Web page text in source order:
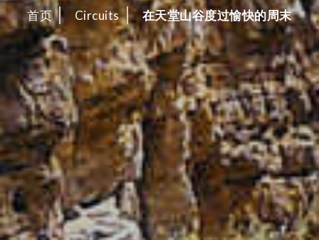
首页 Circuits 在天堂山谷度过愉快的周末